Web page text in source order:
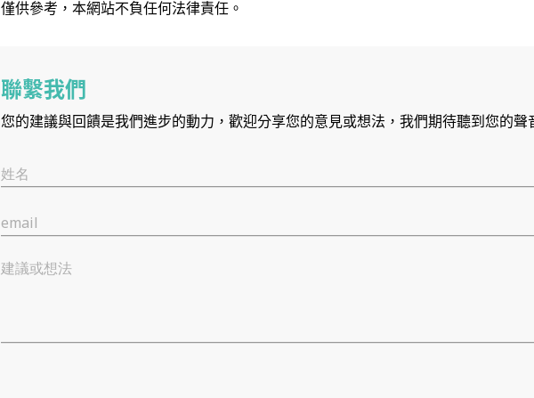
僅供參考，本網站不負任何法律責任。
聯繫我們
您的建議與回饋是我們進步的動力，歡迎分享您的意見或想法，我們期待聽到您的聲
姓名
email
建議或想法